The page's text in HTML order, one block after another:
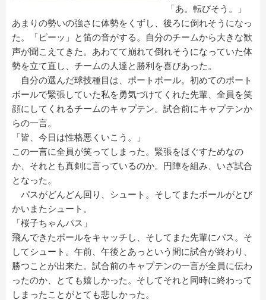
「あ。転びそう。」
あまりの勢いの強さに体勢をくずし、後ろに倒れそうになっ
た。「ピーッ」と笛の音がする。自分のチームから大きな歓
声が聞こえてきた。あわてて崩れて倒れそうになっていた体
勢を立て直し、チームの人達と勝利を喜びあった。
自分の選んだ球技種目は、ポートボール。初めてのポート
ボールで緊張していた私を勇気づけてくれた先輩、全員を笑
顔にしてくれるチームのキャプテン。試合前にキャプテンか
らの一言。
「皆、今日は性格悪くいこう。」
この一言に全員が笑ってしまった。緊張をほぐすためなの
か、それとも真剣に言っているのか。円陣を組み、いざ試合
となった。
パスがどんどん回り、シュート。そしてまたボールがとび
かいまたシュート。
「桜子ちゃんパス」
飛んできたボールをキャッチし、そしてまた先輩にパス。そ
してシュート。午前、午後とあっという間に試合が終わり、
勝つことが出来た。試合前のキャプテンの一言が全員に伝わ
ったのか、とても嬉しかった。そしてそれと同時に終わって
しまったことがとても悲しかった。